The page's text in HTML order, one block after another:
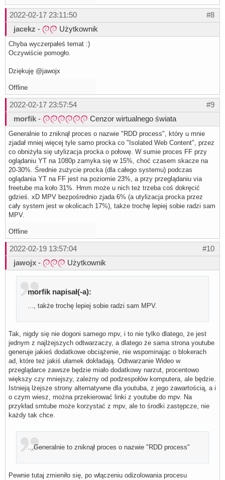
#8
2022-02-17 23:11:50
jacekz - Użytkownik
Chyba wyczerpałeś temat :)
Oczywiście pomogło.
Dziękuję @jawojx
Offline
#9
2022-02-17 23:57:54
morfik - Cenzor wirtualnego świata
Generalnie to zniknął proces o nazwie "RDD process", który u mnie
zjadał mniej więcej tyle samo procka co "Isolated Web Content", przez
co obniżyła się utylizacja procka o połowę. W sumie proces FF przy
oglądaniu YT na 1080p zamyka się w 15%, choć czasem skacze na
20-30%. Średnie zużycie procka (dla całego systemu) podczas
oglądania YT na FF jest na poziomie 23%, a przy przeglądaniu via
freetube ma koło 31%. Hmm może u nich też trzeba coś dokręcić
gdzieś. xD MPV bezpośrednio zjada 6% (a utylizacja procka przez
cały system jest w okolicach 17%), także trochę lepiej sobie radzi sam
MPV.
Offline
#10
2022-02-19 13:57:04
jawojx - Użytkownik
morfik napisał(-a):
..., także trochę lepiej sobie radzi sam MPV.
Tak, nigdy się nie dogoni samego mpv, i to nie tylko dlatego, że jest
jednym z najlżejszych odtwarzaczy, a dlatego że sama strona youtube
generuje jakieś dodatkowe obciążenie, nie wspominając o blokerach
ad, które też jakiś ułamek dokładają. Odtwarzanie Wideo w
przeglądarce zawsze będzie miało dodatkowy narzut, procentowo
większy czy mniejszy, zależny od podzespołów komputera, ale będzie.
Istnieją lżejsze strony alternatywne dla youtuba, z jego zawartością, a i
o czym wiesz, można przekierować linki z youtube do mpv. Na
przykład smtube może korzystać z mpv, ale to środki zastępcze, nie
każdy tak chce.
...Generalnie to zniknął proces o nazwie "RDD process"
Pewnie tutaj zmieniło się, po włączeniu odizolowania procesu